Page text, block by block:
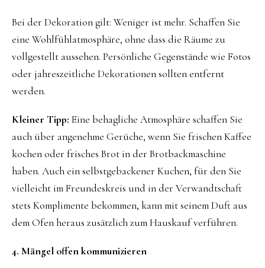
Bei der Dekoration gilt: Weniger ist mehr. Schaffen Sie
eine Wohlfühlatmosphäre, ohne dass die Räume zu
vollgestellt aussehen. Persönliche Gegenstände wie Fotos
oder jahreszeitliche Dekorationen sollten entfernt
werden.
Kleiner Tipp: Eine behagliche Atmosphäre schaffen Sie
auch über angenehme Gerüche, wenn Sie frischen Kaffee
kochen oder frisches Brot in der Brotbackmaschine
haben. Auch ein selbstgebackener Kuchen, für den Sie
vielleicht im Freundeskreis und in der Verwandtschaft
stets Komplimente bekommen, kann mit seinem Duft aus
dem Ofen heraus zusätzlich zum Hauskauf verführen.
4. Mängel offen kommunizieren